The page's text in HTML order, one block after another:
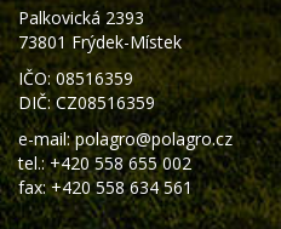
Palkovická 2393
73801 Frýdek-Místek
IČO: 08516359
DIČ: CZ08516359
e-mail:polagro@polagro.cz
tel.:+420 558 655 002
fax: +420 558 634 561